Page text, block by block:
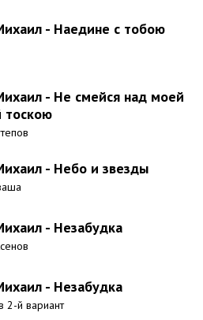
- Наедине с тобою
- Не смейся над моей
тоскою
- Небо и звезды
- Незабудка
- Незабудка
2-й вариант